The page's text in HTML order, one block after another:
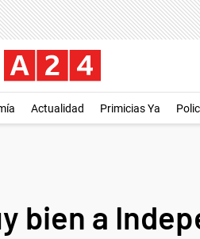
Actualidad Primicias Ya
bien a